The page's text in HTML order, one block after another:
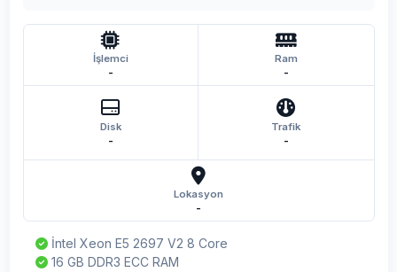
İşlemci
-
Ram
-
Disk
-
Trafik
-
Lokasyon
-
İntel Xeon E5 2697 V2 8 Core
16 GB DDR3 ECC RAM